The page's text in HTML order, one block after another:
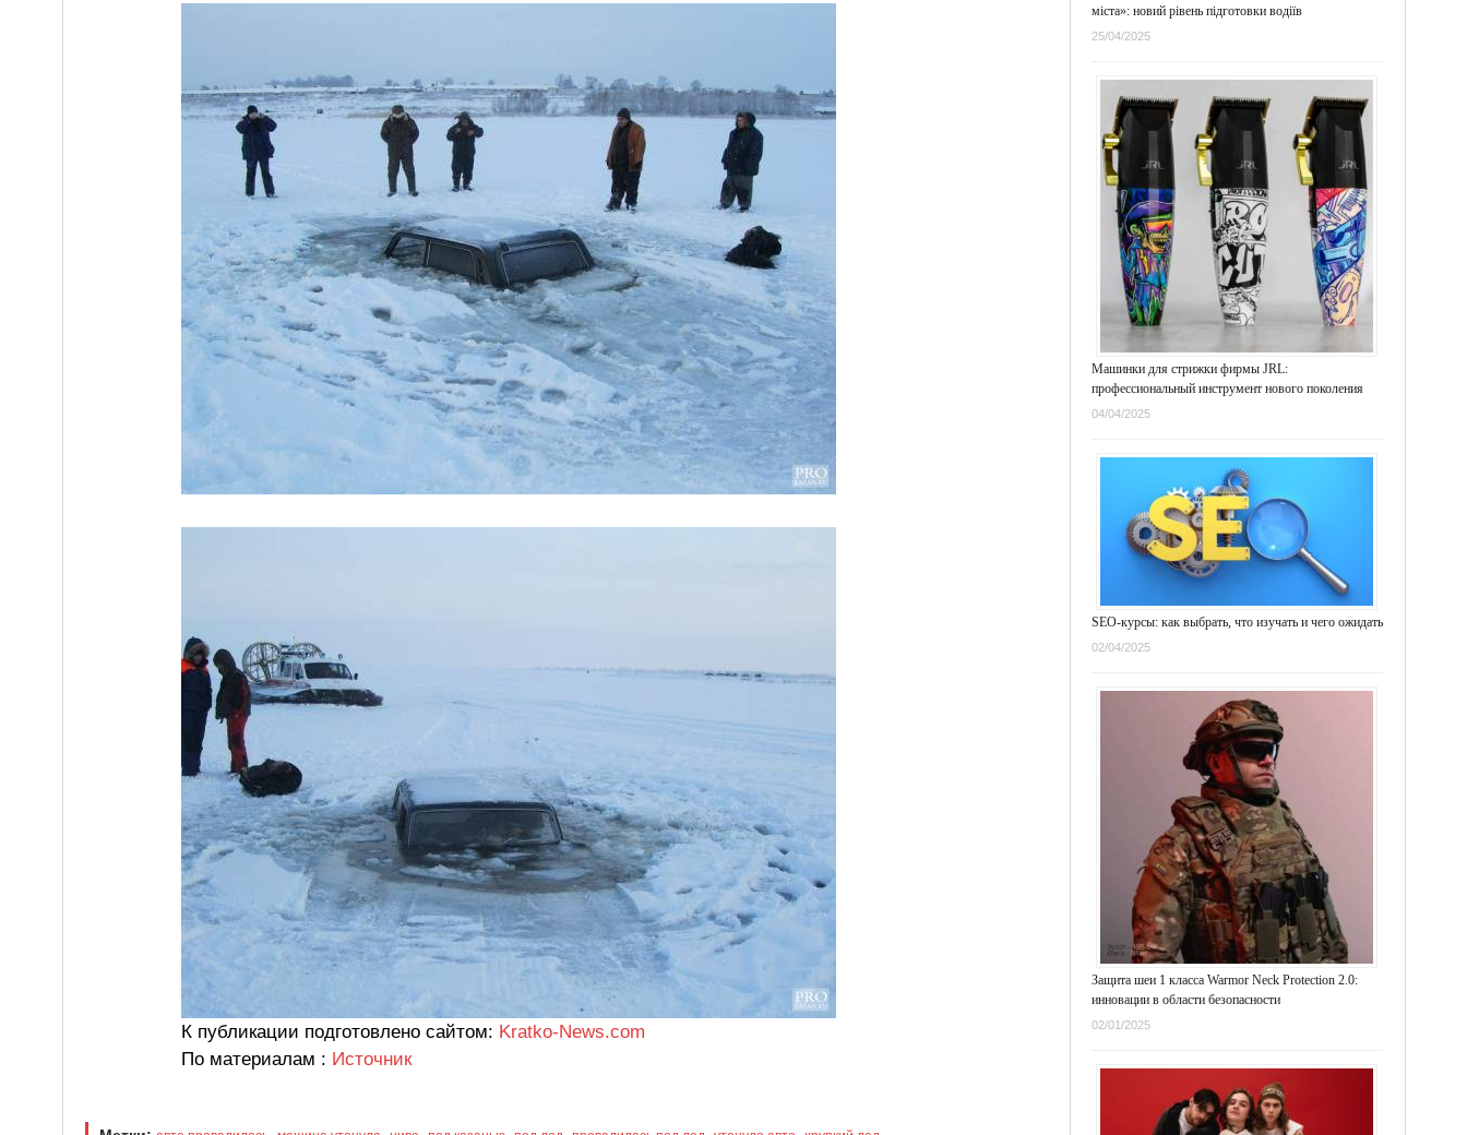
К публикации подготовлено сайтом: Kratko-News.com
По материалам : Источник
міста»: новий рівень підготовки водіїв
25/04/2025
Машинки для стрижки фирмы JRL:
профессиональный инструмент нового поколения
04/04/2025
SEO-курсы: как выбрать, что изучать и чего ожидать
02/04/2025
Защита шеи 1 класса Warmor Neck Protection 2.0:
инновации в области безопасности
02/01/2025